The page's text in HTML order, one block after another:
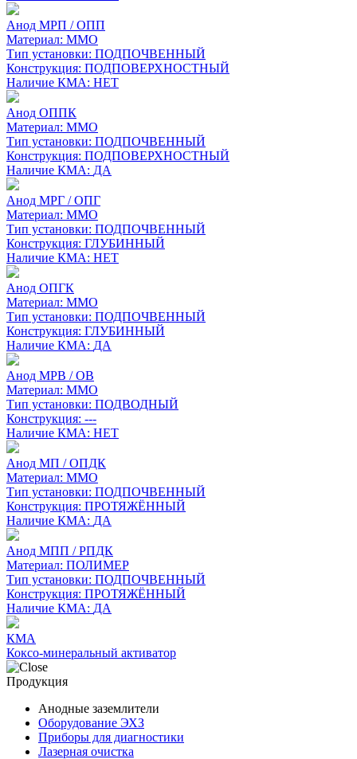
Анод МРП / ОПП
Материал: MMO
Тип установки: ПОДПОЧВЕННЫЙ
Конструкция: ПОДПОВЕРХНОСТНЫЙ
Наличие КМА: НЕТ
Анод ОППК
Материал: MMO
Тип установки: ПОДПОЧВЕННЫЙ
Конструкция: ПОДПОВЕРХНОСТНЫЙ
Наличие КМА: ДА
Анод МРГ / ОПГ
Материал: MMO
Тип установки: ПОДПОЧВЕННЫЙ
Конструкция: ГЛУБИННЫЙ
Наличие КМА: НЕТ
Анод ОПГК
Материал: MMO
Тип установки: ПОДПОЧВЕННЫЙ
Конструкция: ГЛУБИННЫЙ
Наличие КМА: ДА
Анод МРВ / ОВ
Материал: MMO
Тип установки: ПОДВОДНЫЙ
Конструкция: ---
Наличие КМА: НЕТ
Анод МП / ОПДК
Материал: MMO
Тип установки: ПОДПОЧВЕННЫЙ
Конструкция: ПРОТЯЖЁННЫЙ
Наличие КМА: ДА
Анод МПП / РПДК
Материал: ПОЛИМЕР
Тип установки: ПОДПОЧВЕННЫЙ
Конструкция: ПРОТЯЖЁННЫЙ
Наличие КМА: ДА
КМА
Коксо-минеральный активатор
Продукция
Анодные заземлители
Оборудование ЭХЗ
Приборы для диагностики
Лазерная очистка